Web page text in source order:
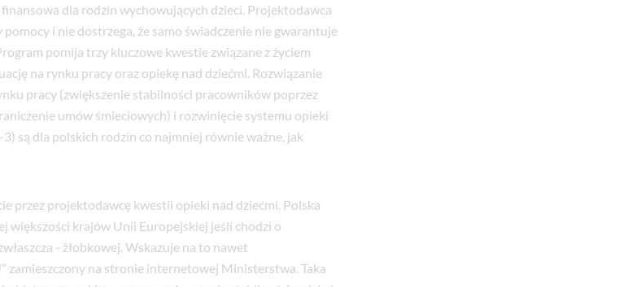
dla rodzin wychowujących dzieci. Projektodawca
i nie dostrzega, że samo świadczenie nie gwarantuje
pomija trzy kluczowe kwestie związane z życiem
na rynku pracy oraz opiekę nad dziećmi. Rozwiązanie
pracy (zwiększenie stabilności pracowników poprzez
umów śmieciowych) i rozwinięcie systemu opieki
są dla polskich rodzin co najmniej równie ważne, jak
przez projektodawcę kwestii opieki nad dziećmi. Polska
większości krajów Unii Europejskiej jeśli chodzi o
- żłobkowej. Wskazuje na to nawet
zamieszczony na stronie internetowej Ministerstwa. Taka